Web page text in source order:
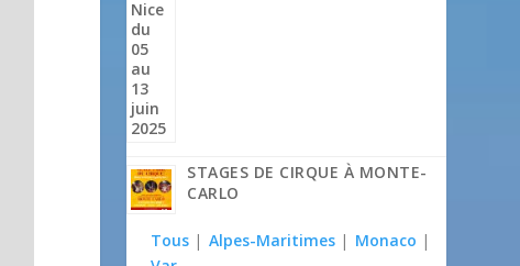
STAGES DE CIRQUE À MONTE-
CARLO
Tous | Alpes-Maritimes | Monaco |